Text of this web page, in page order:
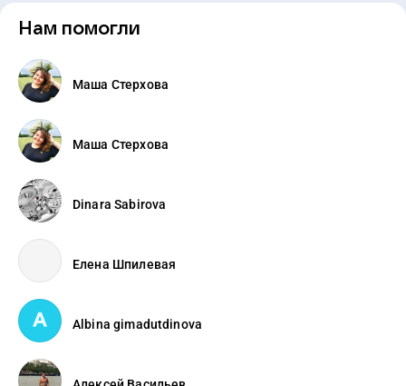
Нам помогли
Маша Стерхова
Маша Стерхова
Dinara Sabirova
Елена Шпилевая
Albina gimadutdinova